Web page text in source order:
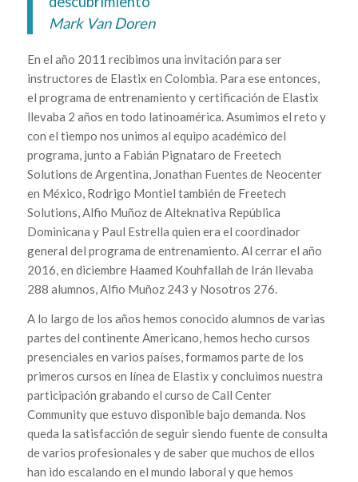
2 4 7 8
El arte de enseñar es el arte de asistir el
descubrimiento
Mark Van Doren
En el año 2011 recibimos una invitación para ser
instructores de Elastix en Colombia. Para ese entonces,
el programa de entrenamiento y certificación de Elastix
llevaba 2 años en todo latinoamérica. Asumimos el reto y
con el tiempo nos unimos al equipo académico del
programa, junto a Fabián Pignataro de Freetech
Solutions de Argentina, Jonathan Fuentes de Neocenter
en México, Rodrigo Montiel también de Freetech
Solutions, Alfio Muñoz de Alteknativa República
Dominicana y Paul Estrella quien era el coordinador
general del programa de entrenamiento. Al cerrar el año
2016, en diciembre Haamed Kouhfallah de Irán llevaba
288 alumnos, Alfio Muñoz 243 y Nosotros 276.